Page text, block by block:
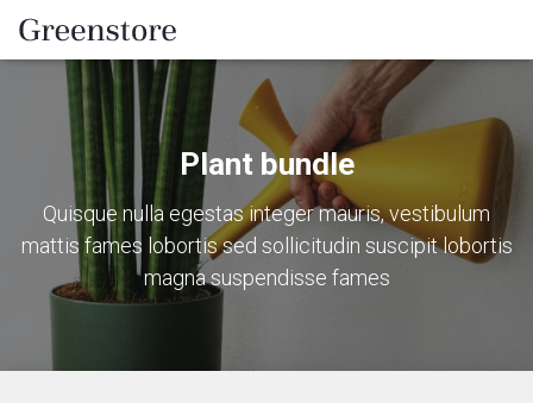
Plant bundle
Quisque nulla egestas integer mauris, vestibulum
mattis fames lobortis sed sollicitudin suscipit lobortis
magna suspendisse fames